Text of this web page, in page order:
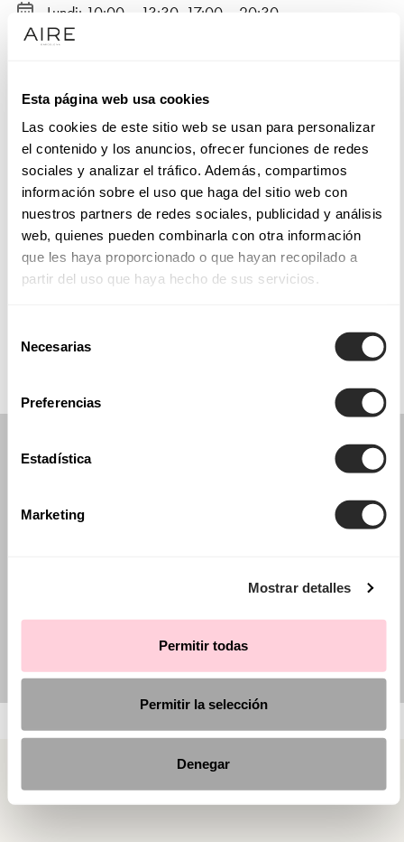
Esta página web usa cookies
Las cookies de este sitio web se usan para personalizar
el contenido y los anuncios, ofrecer funciones de redes
sociales y analizar el tráfico. Además, compartimos
información sobre el uso que haga del sitio web con
nuestros partners de redes sociales, publicidad y análisis
web, quienes pueden combinarla con otra información
que les haya proporcionado o que hayan recopilado a
partir del uso que haya hecho de sus servicios.
Necesarias
Preferencias
Estadística
Marketing
Mostrar detalles
Permitir todas
Permitir la selección
Denegar
Lundi: 10:00 – 13:30, 17:00 – 20:30
Mardi: 10:00 – 13:30, 17:00 – 20:30
Vendredi: 10:00 – 13:30, 17:00 – 20:30
Samedi: 10:00 – 14:00
Dimanche: Fermé
PRENEZ RENDEZ-VOUS
COLLECTIONS